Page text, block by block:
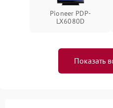
Pioneer PDP-
LX6080D
Показать